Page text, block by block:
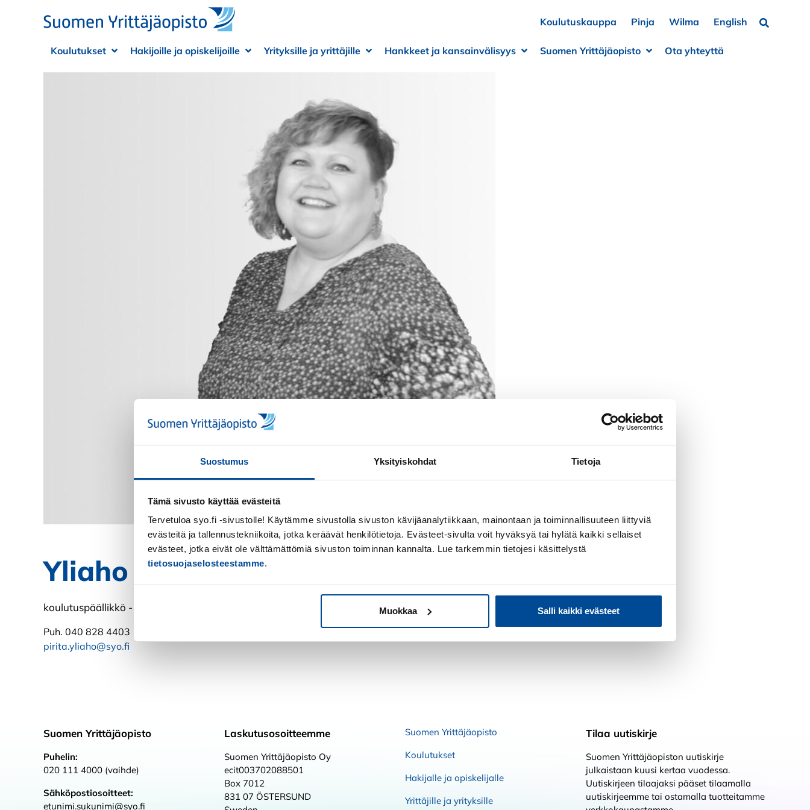
Suostumus Yksityiskohdat Tietoja
Tämä sivusto käyttää evästeitä
Tervetuloa syo.fi -sivustolle! Käytämme sivustolla sivuston kävijäanalytiikkaan, mainontaan ja toiminnallisuuteen liittyviä
evästeitä ja tallennustekniikoita, jotka keräävät henkilötietoja. Evästeet-sivulta voit hyväksyä tai hylätä kaikki sellaiset
evästeet, jotka eivät ole välttämättömiä sivuston toiminnan kannalta. Lue tarkemmin tietojesi käsittelystä
tietosuojaselosteestamme.
Muokkaa Salli kaikki evästeet
Koulutuskauppa
Pinja Wilma English Hae…
Koulutukset
Avaa alivalikko
Sulje alivalikko
Hakijoille ja opiskelijoille
Avaa alivalikko
Sulje alivalikko
Yrityksille ja yrittäjille
Avaa alivalikko
Sulje alivalikko
Hankkeet ja kansainvälisyys
Avaa alivalikko
Sulje alivalikko
Suomen Yrittäjäopisto
Avaa alivalikko
Sulje alivalikko
Ota yhteyttä
Yliaho Pirita
koulutuspäällikkö - kädentaidot
Puh. 040 828 4403
pirita.yliaho@syo.fi
Suomen Yrittäjäopisto
Puhelin:
020 111 4000 (vaihde)
Sähköpostiosoitteet:
etunimi.sukunimi@syo.fi
Laskutusosoitteemme
Suomen Yrittäjäopisto Oy
ecit003702088501
Box 7012
831 07 ÖSTERSUND
Suomen Yrittäjäopisto
Koulutukset
Hakijalle ja opiskelijalle
Yrittäjille ja yrityksille
Tilaa uutiskirje
Suomen Yrittäjäopiston uutiskirje
julkaistaan kuusi kertaa vuodessa.
Uutiskirjeen tilaajaksi pääset tilaamalla
uutiskirjeemme tai ostamalla tuotteitamme